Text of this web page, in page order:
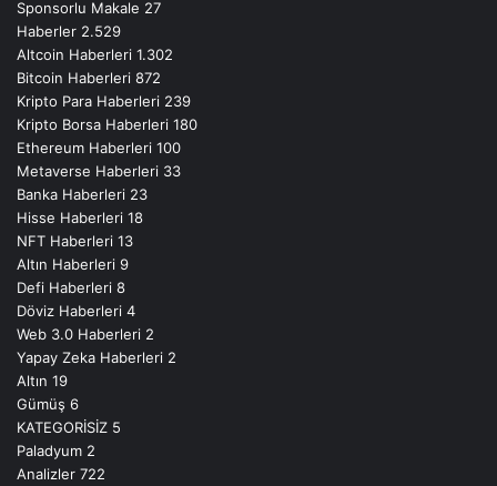
Sponsorlu Makale 27
Haberler 2.529
Altcoin Haberleri 1.302
Bitcoin Haberleri 872
Kripto Para Haberleri 239
Kripto Borsa Haberleri 180
Ethereum Haberleri 100
Metaverse Haberleri 33
Banka Haberleri 23
Hisse Haberleri 18
NFT Haberleri 13
Altın Haberleri 9
Defi Haberleri 8
Döviz Haberleri 4
Web 3.0 Haberleri 2
Yapay Zeka Haberleri 2
Altın 19
Gümüş 6
KATEGORİSİZ 5
Paladyum 2
Analizler 722